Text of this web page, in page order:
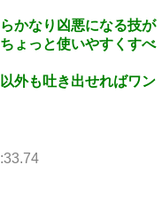
かなり凶悪になる技が
ょっと使いやすくすべ
外も吐き出せればワン